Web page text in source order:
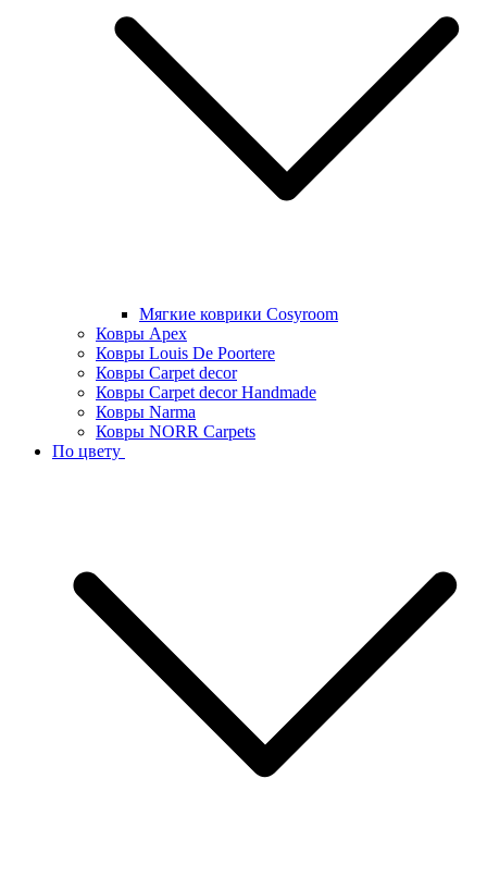
Мягкие коврики Cosyroom
Ковры Apex
Ковры Louis De Poortere
Ковры Carpet decor
Ковры Carpet decor Handmade
Ковры Narma
Ковры NORR Carpets
По цвету